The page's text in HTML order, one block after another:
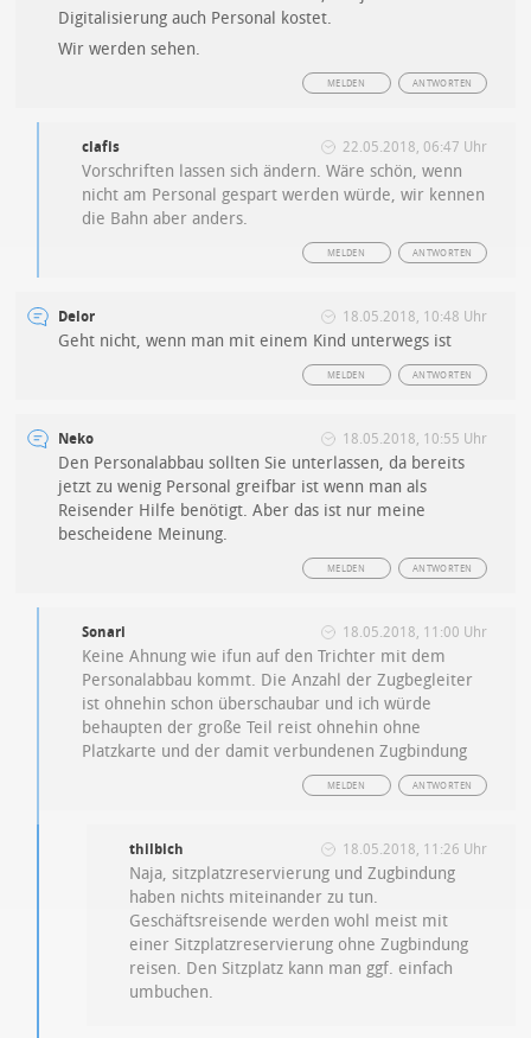
Digitalisierung auch Personal kostet.
Wir werden sehen.
ANTWORTEN
MELDEN
clafis 22.05.2018, 06:47 Uhr
Vorschriften lassen sich ändern. Wäre schön, wenn
nicht am Personal gespart werden würde, wir kennen
die Bahn aber anders.
ANTWORTEN
MELDEN
Delor 18.05.2018, 10:48 Uhr
Geht nicht, wenn man mit einem Kind unterwegs ist
ANTWORTEN
MELDEN
Neko 18.05.2018, 10:55 Uhr
Den Personalabbau sollten Sie unterlassen, da bereits
jetzt zu wenig Personal greifbar ist wenn man als
Reisender Hilfe benötigt. Aber das ist nur meine
bescheidene Meinung.
ANTWORTEN
MELDEN
Sonari 18.05.2018, 11:00 Uhr
Keine Ahnung wie ifun auf den Trichter mit dem
Personalabbau kommt. Die Anzahl der Zugbegleiter
ist ohnehin schon überschaubar und ich würde
behaupten der große Teil reist ohnehin ohne
Platzkarte und der damit verbundenen Zugbindung
ANTWORTEN
MELDEN
thilbich 18.05.2018, 11:26 Uhr
Naja, sitzplatzreservierung und Zugbindung
haben nichts miteinander zu tun.
Geschäftsreisende werden wohl meist mit
einer Sitzplatzreservierung ohne Zugbindung
reisen. Den Sitzplatz kann man ggf. einfach
umbuchen.